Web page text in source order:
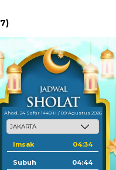
Ahad, 24 Safar 1448 H / 09 Agustus 2026
Imsak 04:34
Subuh 04:44